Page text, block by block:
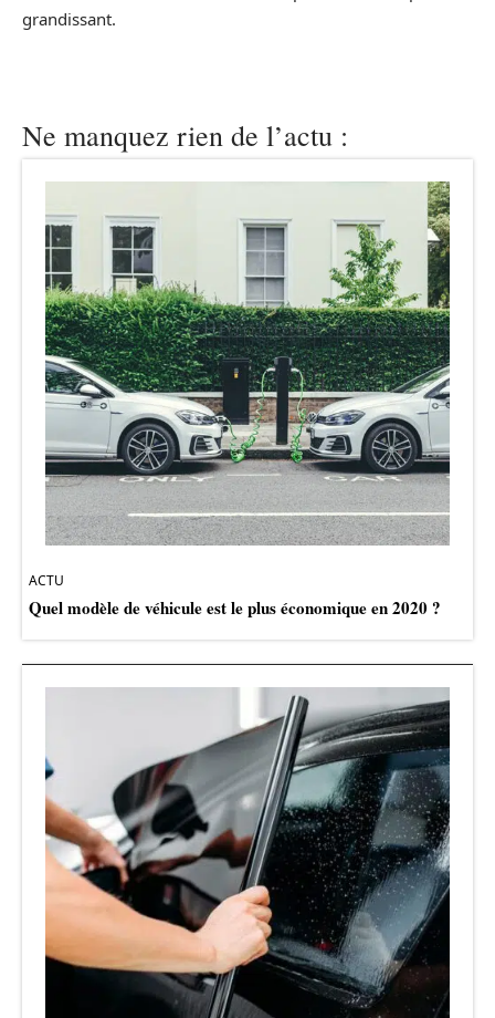
grandissant.
Ne manquez rien de l’actu :
ACTU
Quel modèle de véhicule est le plus économique en 2020 ?